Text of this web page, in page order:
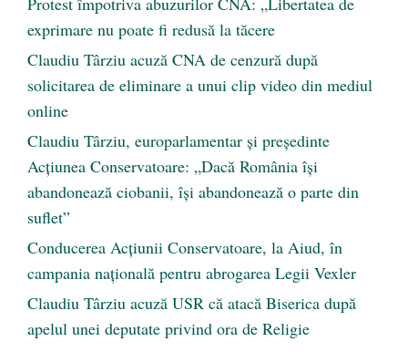
exprimare nu poate fi redusă la tăcere
Claudiu Târziu acuză CNA de cenzură după
solicitarea de eliminare a unui clip video din mediul
online
Claudiu Târziu, europarlamentar și președinte
Acțiunea Conservatoare: „Dacă România își
abandonează ciobanii, își abandonează o parte din
suflet”
Conducerea Acțiunii Conservatoare, la Aiud, în
campania națională pentru abrogarea Legii Vexler
Claudiu Târziu acuză USR că atacă Biserica după
apelul unei deputate privind ora de Religie